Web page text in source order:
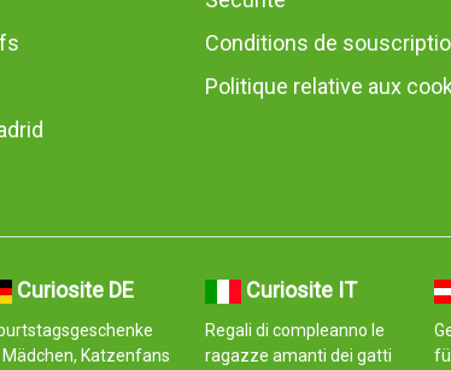
Conditions de
Politique relative aux
Curiosite DE
Katzenfans
Curiosite IT
Regali di compleanno le
ragazze amanti dei gatti